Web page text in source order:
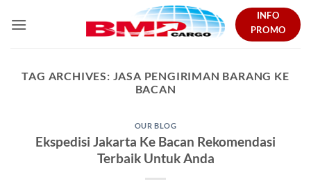
INFO
PROMO
TAG ARCHIVES: JASA PENGIRIMAN BARANG KE
BACAN
OUR BLOG
Ekspedisi Jakarta Ke Bacan Rekomendasi
Terbaik Untuk Anda